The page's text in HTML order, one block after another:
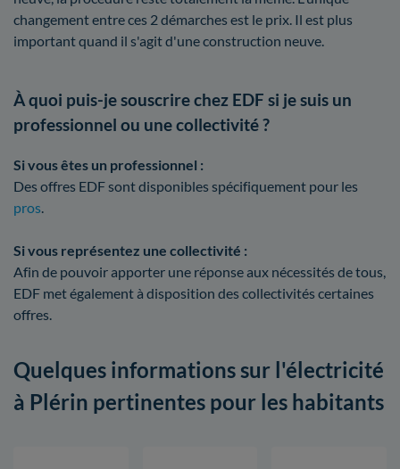
changement entre ces 2 démarches est le prix. Il est plus
important quand il s'agit d'une construction neuve.
À quoi puis-je souscrire chez EDF si je suis un
professionnel ou une collectivité ?
Si vous êtes un professionnel :
Des offres EDF sont disponibles spécifiquement pour les
pros.
Si vous représentez une collectivité :
Afin de pouvoir apporter une réponse aux nécessités de tous,
EDF met également à disposition des collectivités certaines
offres.
Quelques informations sur l'électricité
à Plérin pertinentes pour les habitants